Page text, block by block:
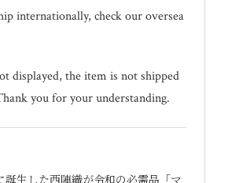
internationally, check our oversea
displayed, the item is not shipped
you for your understanding.